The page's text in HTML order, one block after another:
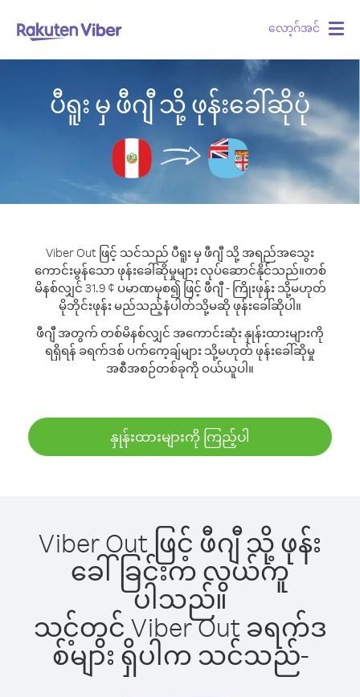
လော့ဂ်အင်
ပီရူး မှ ဖီဂျီ သို့ ဖုန်းခေါ်ဆိုပုံ
Viber Out ဖြင့် သင်သည် ပီရူး မှ ဖီဂျီ သို့ အရည်အသွေး
ကောင်းမွန်သော ဖုန်းခေါ်ဆိုမှုများ လုပ်ဆောင်နိုင်သည်။တစ်
မိနစ်လျှင် 31.9 ¢ ပမာဏမှစ၍ ဖြင့် ဖီဂျီ - ကြိုးဖုန်း သို့မဟုတ်
မိုဘိုင်းဖုန်း မည်သည့်နံပါတ်သို့မဆို ဖုန်းခေါ်ဆိုပါ။
ဖီဂျီ အတွက် တစ်မိနစ်လျှင် အကောင်းဆုံး နှုန်းထားများကို
ရရှိရန် ခရက်ဒစ် ပက်ကေ့ချ်များ သို့မဟုတ် ဖုန်းခေါ်ဆိုမှု
အစီအစဉ်တစ်ခုကို ဝယ်ယူပါ။
နှုန်းထားများကို ကြည့်ပါ
Viber Out ဖြင့် ဖီဂျီ သို့ ဖုန်း
ခေါ်ခြင်းက လွယ်ကူ
ပါသည်။
သင့်တွင် Viber Out ခရက်ဒ
စ်များ ရှိပါက သင်သည်-